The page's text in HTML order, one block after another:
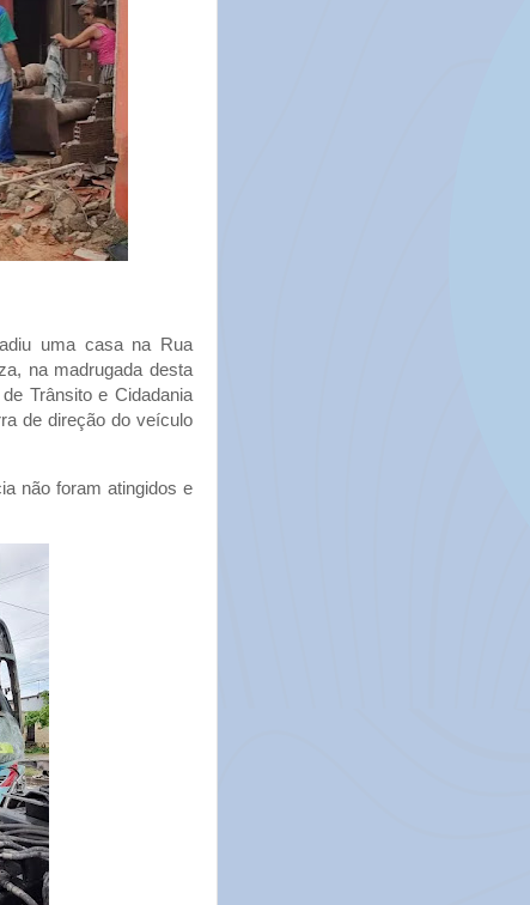
uma casa na Rua
na madrugada desta
Trânsito e Cidadania
de direção do veículo
não foram atingidos e